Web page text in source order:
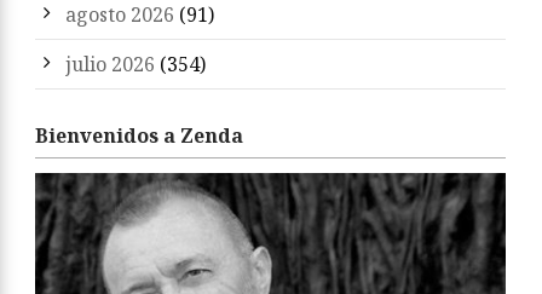
agosto 2026 (91)
julio 2026 (354)
Bienvenidos a Zenda